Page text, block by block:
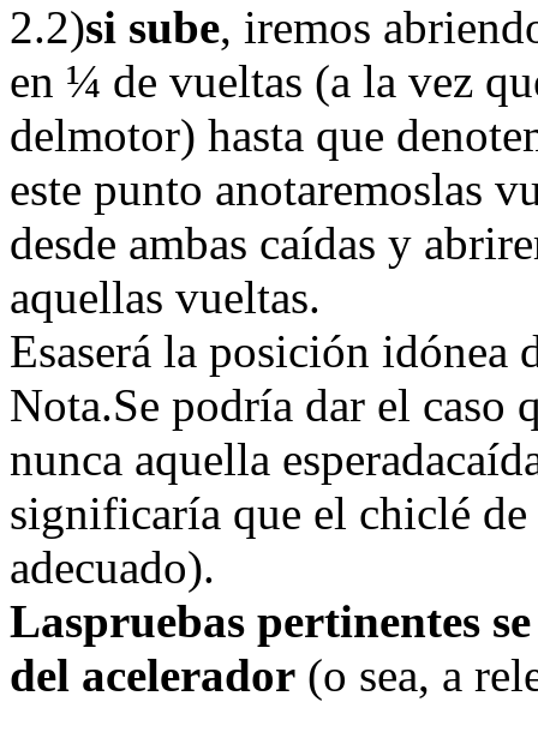
2.2)si sube, iremos
en ¼ de vueltas (a la vez
delmotor) hasta que
este punto anotaremoslas
desde ambas caídas y
aquellas vueltas.
Esaserá la posición
Nota.Se podría dar el caso
nunca aquella
significaría que el chiclé
adecuado).
Laspruebas pertinentes
del acelerador (o sea, a